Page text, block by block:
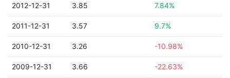
2012-12-31 3.85 7.84%
2011-12-31 3.57 9.7%
2010-12-31 3.26 -10.98%
2009-12-31 3.66 -22.63%